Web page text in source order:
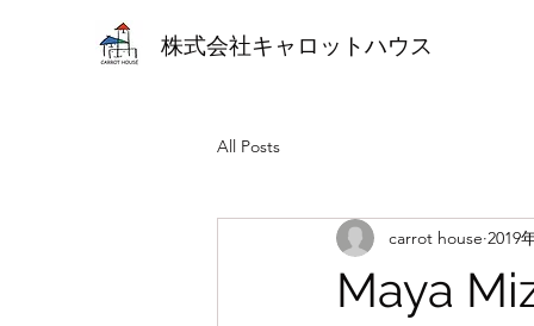
株式会社キャロットハウス
All Posts
Maya
carrot house 2019